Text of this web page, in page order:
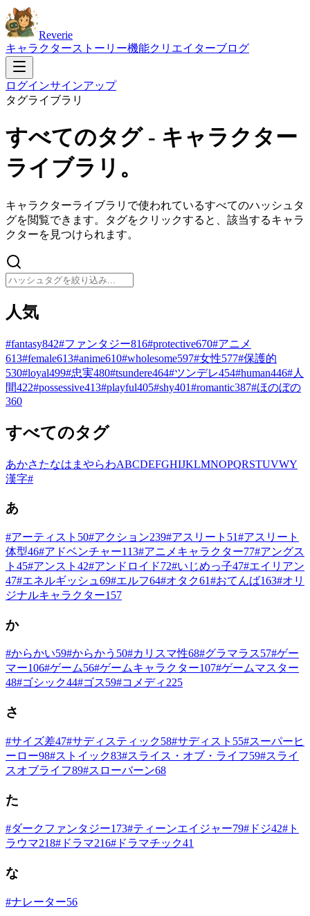
Reverie
キャラクターストーリー機能クリエイターブログ
ログインサインアップ
タグライブラリ
すべてのタグ - キャラクター
ライブラリ。
キャラクターライブラリで使われているすべてのハッシュタ
グを閲覧できます。タグをクリックすると、該当するキャラ
クターを見つけられます。
人気
#fantasy842#ファンタジー816#protective670#アニメ
613#female613#anime610#wholesome597#女性577#保護的
530#loyal499#忠実480#tsundere464#ツンデレ454#human446#人
間422#possessive413#playful405#shy401#romantic387#ほのぼの
360
すべてのタグ
あかさ たなは ま やらわABCDEFGHIJKLMNOPQRSTUVWY
漢字#
あ
#アーティスト 50#アクション239#アスリート 51#アスリート
体型46#アドベンチャー113#アニメキャラクター77#アングス
ト 45#アンスト 42#アンドロイド72#いじめっ子47#エイリアン
47#エネルギッシュ 69#エルフ64#オタク61#おてんば163#オリ
ジナルキャラクター157
か
#からかい59#からかう 50#カリスマ性68#グラマラス57#ゲー
マー106#ゲーム56#ゲームキャラクター107#ゲームマスター
48#ゴシック44#ゴス59#コメディ 225
さ
#サイズ差47#サディスティック58#サディスト 55#スーパーヒ
ーロー98#ストイック83#スライス・オブ・ライフ59#スライ
スオブライフ89#スローバーン68
た
#ダークファンタジー173#ティーンエイジャー79# ドジ42# ト
ラウマ218# ドラマ216# ドラマチック41
な
#ナレーター56